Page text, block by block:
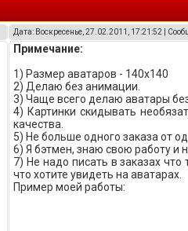
Дата: Воскресенье, 27.02.2011, 17:21:52 |
Примечание:
1) Размер аватаров - 140x140
2) Делаю без анимации.
3) Чаще всего делаю аватары
4) Картинки скидывать
качества.
5) Не больше одного заказа от
6) Я бэтмен, знаю свою работу и
7) Не надо писать в заказах
что хотите увидеть на аватарах.
Пример моей работы: